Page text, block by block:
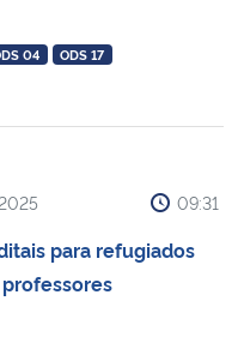
04 ODS 17
09:31
para refugiados